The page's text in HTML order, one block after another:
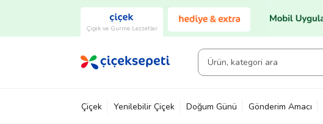
Çiçek ve Gurme Lezzetler
Çiçek Yenilebilir Çiçek Doğum Günü Gönderim Amacı